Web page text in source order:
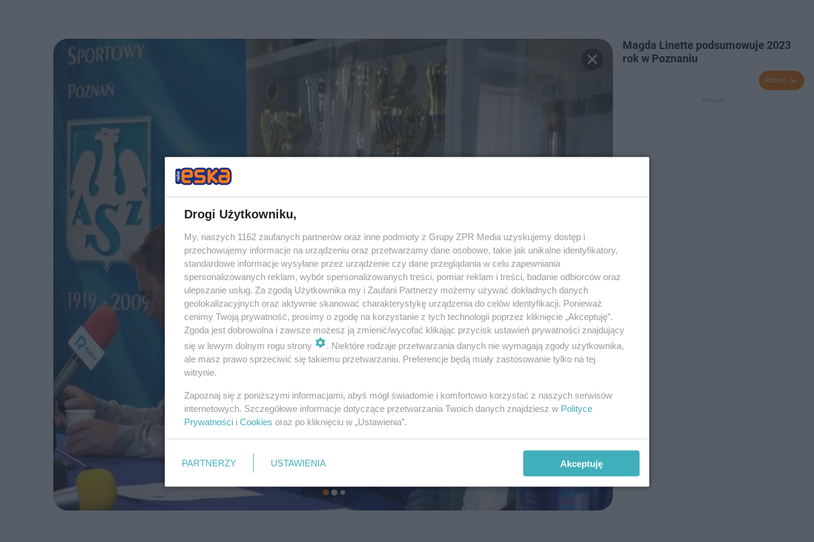
Magda Linette podsumowuje 2023
rok w Poznaniu
Rozwiń
Drogi Użytkowniku,
My, naszych 1162 zaufanych partnerów oraz inne podmioty z Grupy ZPR Media uzyskujemy dostęp i
przechowujemy informacje na urządzeniu oraz przetwarzamy dane osobowe, takie jak unikalne identyfikatory,
standardowe informacje wysyłane przez urządzenie czy dane przeglądania w celu zapewniania
spersonalizowanych reklam, wybór spersonalizowanych treści, pomiar reklam i treści, badanie odbiorców oraz
ulepszanie usług. Za zgodą Użytkownika my i Zaufani Partnerzy możemy używać dokładnych danych
geolokalizacyjnych oraz aktywnie skanować charakterystykę urządzenia do celów identyfikacji. Ponieważ
cenimy Twoją prywatność, prosimy o zgodę na korzystanie z tych technologii poprzez kliknięcie „Akceptuję”.
Zgoda jest dobrowolna i zawsze możesz ją zmienić/wycofać klikając przycisk ustawień prywatności znajdujący
się w lewym dolnym rogu strony
. Niektóre rodzaje przetwarzania danych nie wymagają zgody użytkownika,
ale masz prawo sprzeciwić się takiemu przetwarzaniu. Preferencje będą miały zastosowanie tylko na tej
witrynie.
Zapoznaj się z poniższymi informacjami, abyś mógł świadomie i komfortowo korzystać z naszych serwisów
internetowych. Szczegółowe informacje dotyczące przetwarzania Twoich danych znajdziesz w Polityce
Prywatności i Cookies oraz po kliknięciu w „Ustawienia”.
PARTNERZY USTAWIENIA Akceptuję